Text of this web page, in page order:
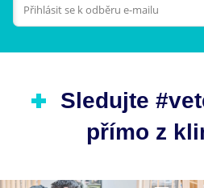
Sledujte
přímo z